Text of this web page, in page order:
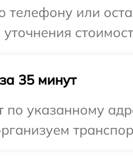
телефону или
35 минут
указанному